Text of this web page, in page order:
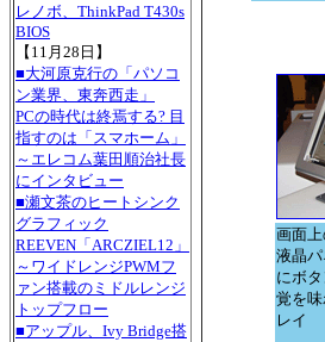
レノボ、ThinkPad T430s
BIOS
【11月28日】
■大河原克行の「パソコ
ン業界、東奔西走」
PCの時代は終焉する? 目
指すのは「スマホーム」
～エレコム葉田順治社長
にインタビュー
■瀬文茶のヒートシンク
グラフィック
REEVEN「ARCZIEL12」
～ワイドレンジPWMフ
ァン搭載のミドルレンジ
トップフロー
■アップル、Ivy Bridge搭
画面上
液晶
にボ
覚を
レイ